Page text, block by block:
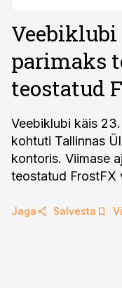
parimaks
teostatud
Veebiklubi käis
kohtuti Tallinnas
kontoris. Viimase
teostatud FrostFX
Jaga Salvesta